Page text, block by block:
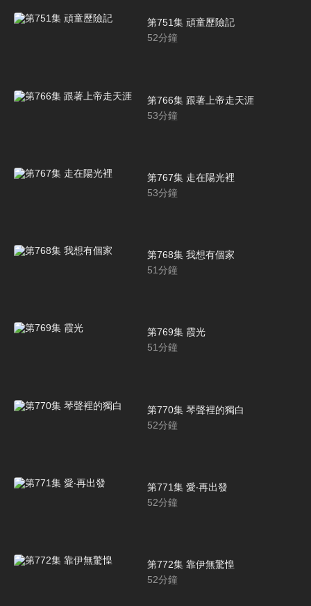
第751集 頑童歷險記
52分鐘
第766集 跟著上帝走天涯
53分鐘
第767集 走在陽光裡
53分鐘
第768集 我想有個家
51分鐘
第769集 霞光
51分鐘
第770集 琴聲裡的獨白
52分鐘
第771集 愛‧再出發
52分鐘
第772集 靠伊無驚惶
52分鐘